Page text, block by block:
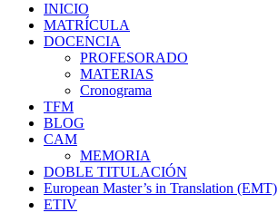
INICIO
MATRÍCULA
DOCENCIA
PROFESORADO
MATERIAS
Cronograma
TFM
BLOG
CAM
MEMORIA
DOBLE TITULACIÓN
European Master’s in Translation (EMT)
ETIV